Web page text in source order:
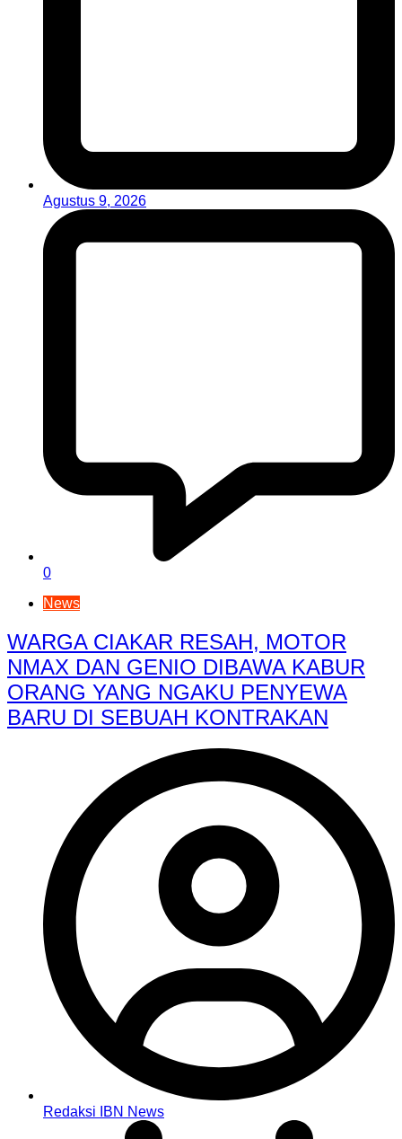
Agustus 9, 2026
0
News
WARGA CIAKAR RESAH, MOTOR
NMAX DAN GENIO DIBAWA KABUR
ORANG YANG NGAKU PENYEWA
BARU DI SEBUAH KONTRAKAN
Redaksi IBN News